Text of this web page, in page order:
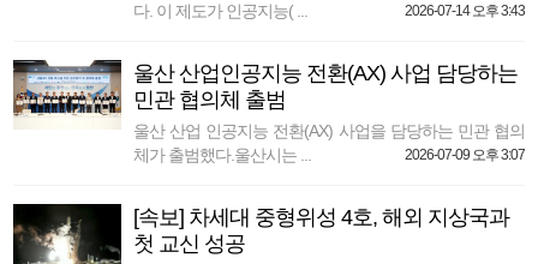
다. 이 제도가 인공지능( ...
2026-07-14 오후 3:43
울산 산업인공지능 전환(AX) 사업 담당하는
민관 협의체 출범
울산 산업 인공지능 전환(AX) 사업을 담당하는 민관 협의
체가 출범했다.울산시는 ...
2026-07-09 오후 3:07
[속보] 차세대 중형위성 4호, 해외 지상국과
첫 교신 성공